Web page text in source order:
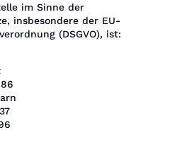
im Sinne der
insbesondere der EU-
(DSGVO), ist: